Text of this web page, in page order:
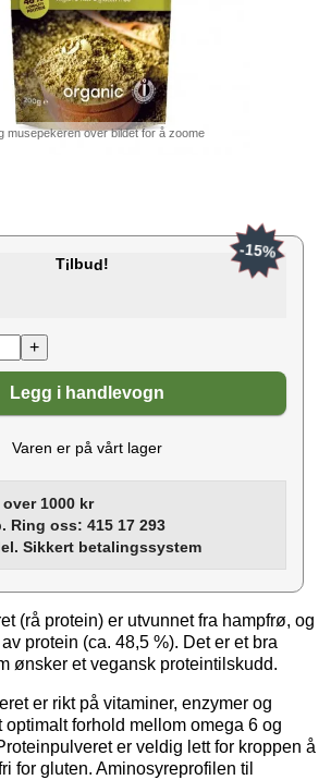
musepekeren over bildet for å zoome
Tilbud!
-15%
Legg i handlevogn
Varen er på vårt lager
1000 kr
Ring oss: 415 17 293
Sikkert betalingssystem
(rå protein) er utvunnet fra hampfrø, og
protein (ca. 48,5 %). Det er et bra
ønsker et vegansk proteintilskudd.
er rikt på vitaminer, enzymer og
optimalt forhold mellom omega 6 og
er veldig lett for kroppen å
for gluten. Aminosyreprofilen til